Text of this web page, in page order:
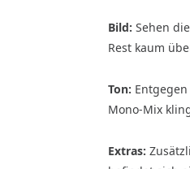
Bild: Sehen
Rest kaum
Ton:
Mono-Mix
Extras: